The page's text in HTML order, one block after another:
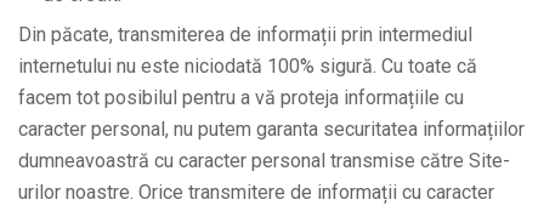
Din păcate, transmiterea de informații prin intermediul
internetului nu este niciodată 100% sigură. Cu toate că
facem tot posibilul pentru a vă proteja informațiile cu
caracter personal, nu putem garanta securitatea informațiilor
dumneavoastră cu caracter personal transmise către Site-
urilor noastre. Orice transmitere de informații cu caracter